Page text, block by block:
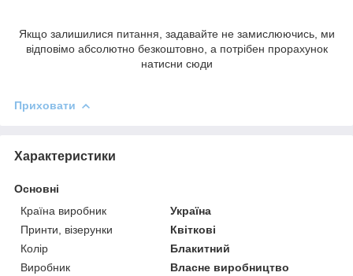
Якщо залишилися питання, задавайте не замислюючись, ми
відповімо абсолютно безкоштовно, а потрібен прорахунок
натисни сюди
Приховати
Характеристики
Основні
Країна виробник
Україна
Принти, візерунки
Квіткові
Колір
Блакитний
Виробник
Власне виробництво